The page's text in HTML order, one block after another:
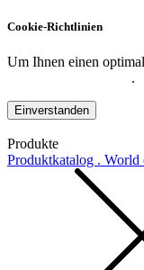
Cookie-Richtlinien
Um Ihnen einen
.
Einverstanden
Produkte
Produktkatalog . World